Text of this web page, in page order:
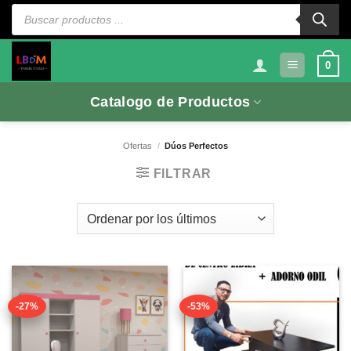
Saltar
Búsqueda
productos
0
Catalogo de Productos
Ofertas / Dúos Perfectos
FILTRAR
-27% -53%